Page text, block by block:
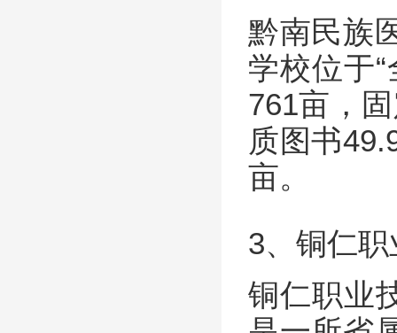
黔南民族
学校位于
761亩，
质图书
亩。
3、铜仁
铜仁职业